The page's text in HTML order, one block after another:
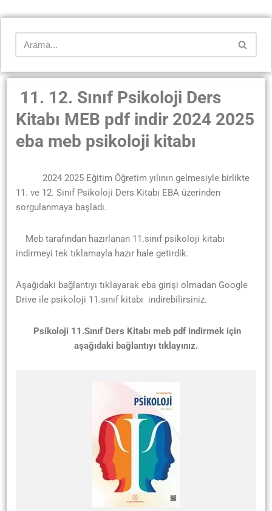
11. 12. Sınıf Psikoloji Ders
Kitabı MEB pdf indir 2024 2025
eba meb psikoloji kitabı
2024 2025 Eğitim Öğretim yılının gelmesiyle birlikte
11. ve 12. Sınıf Psikoloji Ders Kitabı EBA üzerinden
sorgulanmaya başladı.
Meb tarafından hazırlanan 11.sınıf psikoloji kitabı
indirmeyi tek tıklamayla hazır hale getirdik.
Aşağıdaki bağlantıyı tıklayarak eba girişi olmadan Google
Drive ile psikoloji 11.sınıf kitabı indirebilirsiniz.
Psikoloji 11.Sınıf Ders Kitabı meb pdf indirmek için
aşağıdaki bağlantıyı tıklayınız.